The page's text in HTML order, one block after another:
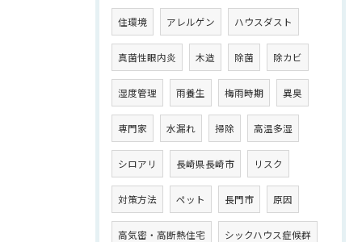
住環境 アレルゲン ハウスダスト
真菌性眼内炎 木造 除菌 除カビ
湿度管理 雨養生 梅雨時期 異臭
専門家 水漏れ 掃除 高温多湿
シロアリ 長崎県長崎市 リスク
対策方法 ペット 長門市 原因
高気密・高断熱住宅 シックハウス症候群